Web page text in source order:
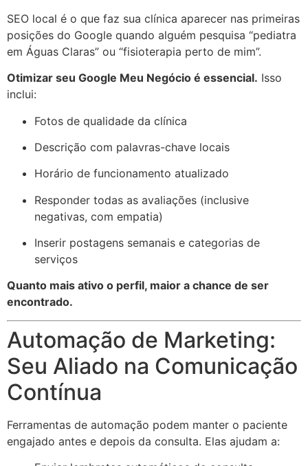
SEO local é o que faz sua clínica aparecer nas primeiras
posições do Google quando alguém pesquisa “pediatra
em Águas Claras” ou “fisioterapia perto de mim”.
Otimizar seu Google Meu Negócio é essencial. Isso
inclui:
Fotos de qualidade da clínica
Descrição com palavras-chave locais
Horário de funcionamento atualizado
Responder todas as avaliações (inclusive
negativas, com empatia)
Inserir postagens semanais e categorias de
serviços
Quanto mais ativo o perfil, maior a chance de ser
encontrado.
Automação de Marketing:
Seu Aliado na Comunicação
Contínua
Ferramentas de automação podem manter o paciente
engajado antes e depois da consulta. Elas ajudam a: